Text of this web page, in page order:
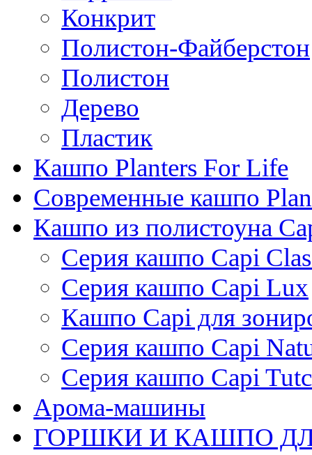
Конкрит
Полистон-Файберстон
Полистон
Дерево
Пластик
Кашпо Planters For Life
Современные кашпо
Кашпо из полистоуна
Серия кашпо Capi
Серия кашпо Capi Lux
Кашпо Capi для
Серия кашпо Capi
Серия кашпо Capi
Арома-машины
ГОРШКИ И КАШПО